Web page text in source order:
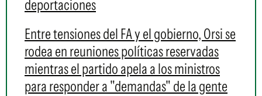
deportaciones
Entre tensiones del FA y el gobierno, Orsi se
rodea en reuniones políticas reservadas
mientras el partido apela a los ministros
para responder a "demandas" de la gente